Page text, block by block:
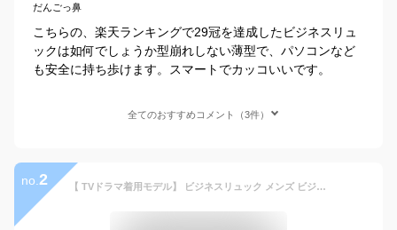
だんごっ鼻
こちらの、楽天ランキングで29冠を達成したビジネスリュ
ックは如何でしょうか型崩れしない薄型で、パソコンなど
も安全に持ち歩けます。スマートでカッコいいです。
全てのおすすめコメント（3件）
no. 2 【 TVドラマ着用モデル】 ビジネスリュック メンズ ビジネス リュック バッグ デイバッグ デイパック レザー コーデュラ CORDURA 大容量 撥水 通勤 通学 出張 PC A4 大人 おしゃれ GOLDMEN GA701